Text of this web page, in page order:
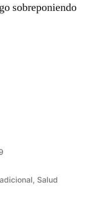
sobreponiendo
, Salud